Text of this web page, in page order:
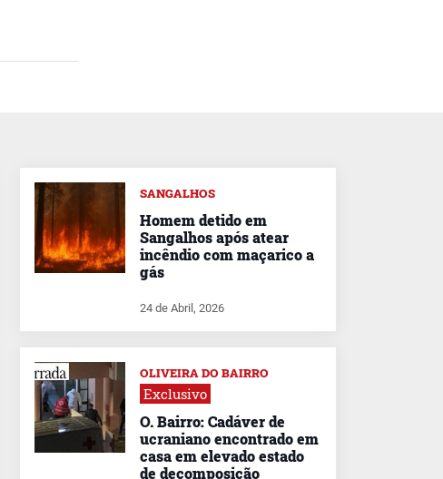
SANGALHOS
Homem detido em
Sangalhos após atear
incêndio com maçarico a
gás
24 de Abril, 2026
OLIVEIRA DO BAIRRO
Exclusivo
O. Bairro: Cadáver de
ucraniano encontrado em
casa em elevado estado
de decomposição